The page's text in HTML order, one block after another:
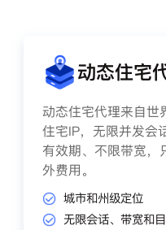
动态住宅
动态住宅代理来自世
住宅IP，无限并发会
有效期、不限带宽，
外费用。
城市和州级定位
无限会话、带宽和